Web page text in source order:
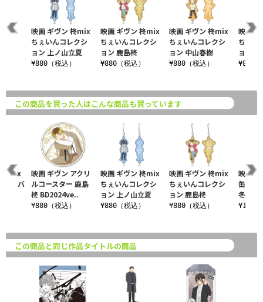
映画 ギヴン 柊mix
ちぇいんコレクシ
ョン 鹿島柊
¥880（税込）
映画 ギヴン 柊mix
ちぇいんコレクシ
ョン 中山春樹
¥880（税込）
映画
ちぇい
ョン
¥880
映画 ギヴン 柊mix
ちぇいんコレクシ
ョン 上ノ山立夏
¥880（税込）
この商品を買った人はこんな商品も買っています
映画 ギヴン 柊mix
ちぇいんコレクシ
ョン 上ノ山立夏
¥880（税込）
映画 ギヴン 柊mix
ちぇいんコレクシ
ョン 鹿島柊
¥880（税込）
映画
缶バッ
冬＆立
¥1,100
柊mix
グ缶バ
映画 ギヴン アクリ
ルコースター 鹿島
柊 BD2024ve..
¥880（税込）
この商品と同じ作品タイトルの商品